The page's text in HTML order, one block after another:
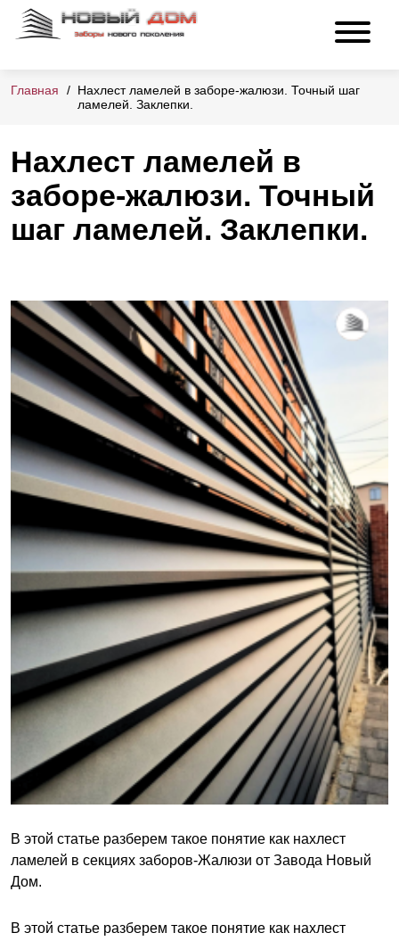
Главная
Нахлест ламелей в заборе-жалюзи. Точный шаг
ламелей. Заклепки.
Нахлест ламелей в
заборе-жалюзи. Точный
шаг ламелей. Заклепки.
В этой статье разберем такое понятие как нахлест
ламелей в секциях заборов-Жалюзи от Завода Новый
Дом.
В этой статье разберем такое понятие как нахлест